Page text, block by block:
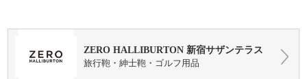
ZERO HALLIBURTON 新宿サザンテラス
旅行鞄・紳士鞄・ゴルフ用品